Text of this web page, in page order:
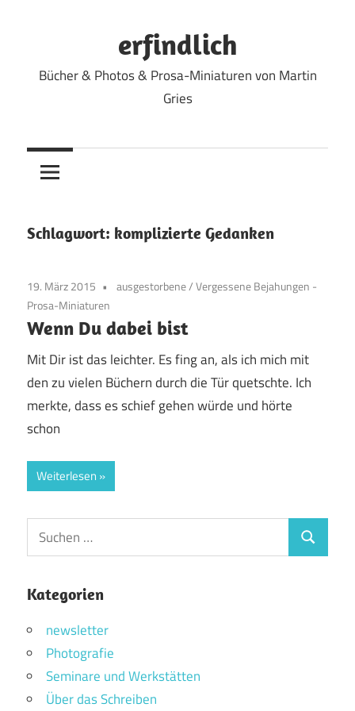
erfindlich
Bücher & Photos & Prosa-Miniaturen von Martin
Gries
Schlagwort: komplizierte Gedanken
19. März 2015 ausgestorbene/Vergessene Bejahungen -
Prosa-Miniaturen
Wenn Du dabei bist
Mit Dir ist das leichter. Es fing an, als ich mich mit
den zu vielen Büchern durch die Tür quetschte. Ich
merkte, dass es schief gehen würde und hörte
schon
Weiterlesen
Suchen
nach:
Suchen
Kategorien
newsletter
Photografie
Seminare und Werkstätten
Über das Schreiben